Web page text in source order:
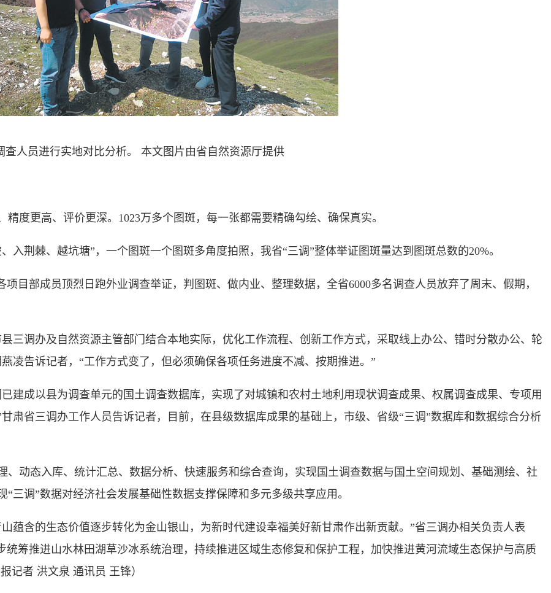
查人员进行实地对比分析。 本文图片由省自然资源厅提供
更高、评价更深。1023万多个图斑，每一张都需要精确勾绘、确保真实。
荆棘、越坑塘”，一个图斑一个图斑多角度拍照，我省“三调”整体举证图斑量达到图斑总数的20%。
部成员顶烈日跑外业调查举证，判图斑、做内业、整理数据，全省6000多名调查人员放弃了周末、假期，
调办及自然资源主管部门结合本地实际，优化工作流程、创新工作方式，采取线上办公、错时分散办公、轮
凌告诉记者，“工作方式变了，但必须确保各项任务进度不减、按期推进。”
成以县为调查单元的国土调查数据库，实现了对城镇和农村土地利用现状调查成果、权属调查成果、专项用
肃省三调办工作人员告诉记者，目前，在县级数据库成果的基础上，市级、省级“三调”数据库和数据综合分析
态入库、统计汇总、数据分析、快速服务和综合查询，实现国土调查数据与国土空间规划、基础测绘、社
三调”数据对经济社会发展基础性数据支撑保障和多元多级共享应用。
含的生态价值逐步转化为金山银山，为新时代建设幸福美好新甘肃作出新贡献。”省三调办相关负责人表
筹推进山水林田湖草沙冰系统治理，持续推进区域生态修复和保护工程，加快推进黄河流域生态保护与高质
记者 洪文泉 通讯员 王锋）